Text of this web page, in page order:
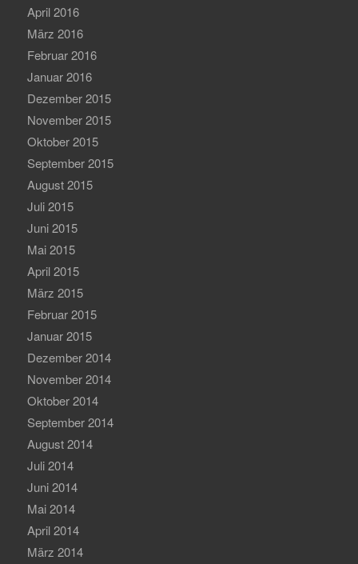
April 2016
März 2016
Februar 2016
Januar 2016
Dezember 2015
November 2015
Oktober 2015
September 2015
August 2015
Juli 2015
Juni 2015
Mai 2015
April 2015
März 2015
Februar 2015
Januar 2015
Dezember 2014
November 2014
Oktober 2014
September 2014
August 2014
Juli 2014
Juni 2014
Mai 2014
April 2014
März 2014